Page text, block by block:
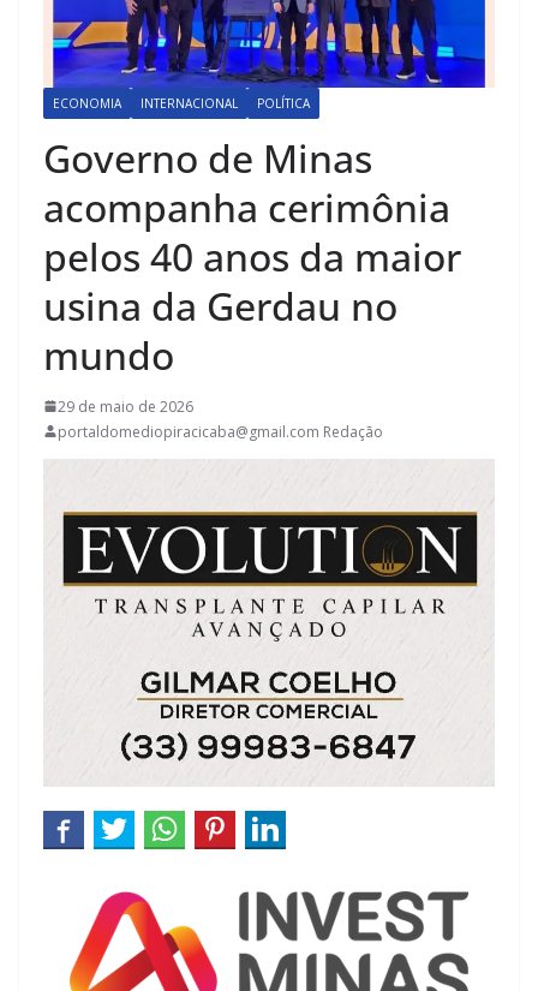
ECONOMIA INTERNACIONAL POLÍTICA
Governo de Minas
acompanha cerimônia
pelos 40 anos da maior
usina da Gerdau no
mundo
29 de maio de 2026
portaldomediopiracicaba@gmail.com Redação